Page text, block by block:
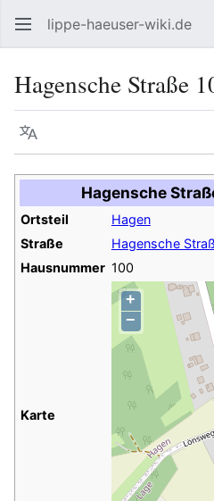
lippe-haeuser-wiki.de
Hagensche Straße
Sprache
Hagensche
Ortsteil
Hagen
Straße
Hagensche
Hausnummer 100
Karte
+
−